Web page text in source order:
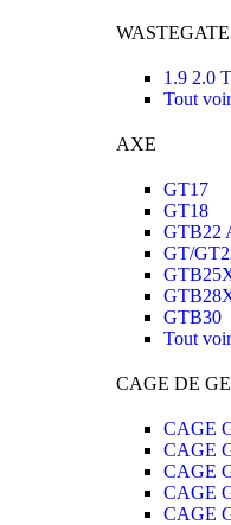
1.9 2.0
Tout voir
AXE
GT17
GT18
GTB22
GT/
GTB30
Tout voir
CAGE DE
CAGE
CAGE
CAGE
CAGE
CAGE